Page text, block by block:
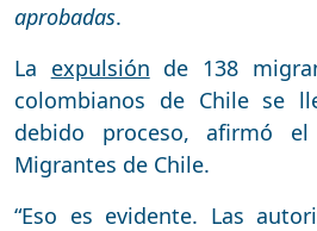
aprobadas.
La expulsión de 138
colombianos de Chile se
debido proceso, afirmó
Migrantes de Chile.
“Eso es evidente. Las